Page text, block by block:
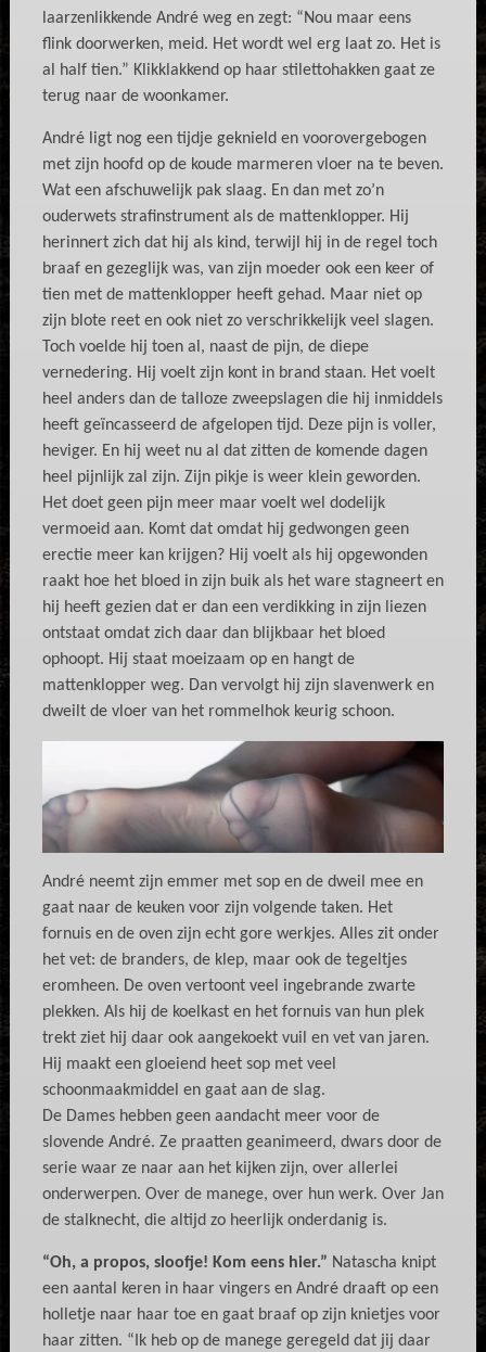
laarzenlikkende André weg en zegt: “Nou maar eens
flink doorwerken, meid. Het wordt wel erg laat zo. Het is
al half tien.” Klikklakkend op haar stilettohakken gaat ze
terug naar de woonkamer.
André ligt nog een tijdje geknield en voorovergebogen
met zijn hoofd op de koude marmeren vloer na te beven.
Wat een afschuwelijk pak slaag. En dan met zo’n
ouderwets strafinstrument als de mattenklopper. Hij
herinnert zich dat hij als kind, terwijl hij in de regel toch
braaf en gezeglijk was, van zijn moeder ook een keer of
tien met de mattenklopper heeft gehad. Maar niet op
zijn blote reet en ook niet zo verschrikkelijk veel slagen.
Toch voelde hij toen al, naast de pijn, de diepe
vernedering. Hij voelt zijn kont in brand staan. Het voelt
heel anders dan de talloze zweepslagen die hij inmiddels
heeft geïncasseerd de afgelopen tijd. Deze pijn is voller,
heviger. En hij weet nu al dat zitten de komende dagen
heel pijnlijk zal zijn. Zijn pikje is weer klein geworden.
Het doet geen pijn meer maar voelt wel dodelijk
vermoeid aan. Komt dat omdat hij gedwongen geen
erectie meer kan krijgen? Hij voelt als hij opgewonden
raakt hoe het bloed in zijn buik als het ware stagneert en
hij heeft gezien dat er dan een verdikking in zijn liezen
ontstaat omdat zich daar dan blijkbaar het bloed
ophoopt. Hij staat moeizaam op en hangt de
mattenklopper weg. Dan vervolgt hij zijn slavenwerk en
dweilt de vloer van het rommelhok keurig schoon.
André neemt zijn emmer met sop en de dweil mee en
gaat naar de keuken voor zijn volgende taken. Het
fornuis en de oven zijn echt gore werkjes. Alles zit onder
het vet: de branders, de klep, maar ook de tegeltjes
eromheen. De oven vertoont veel ingebrande zwarte
plekken. Als hij de koelkast en het fornuis van hun plek
trekt ziet hij daar ook aangekoekt vuil en vet van jaren.
Hij maakt een gloeiend heet sop met veel
schoonmaakmiddel en gaat aan de slag.
De Dames hebben geen aandacht meer voor de
slovende André. Ze praatten geanimeerd, dwars door de
serie waar ze naar aan het kijken zijn, over allerlei
onderwerpen. Over de manege, over hun werk. Over Jan
de stalknecht, die altijd zo heerlijk onderdanig is.
“Oh, a propos, sloofje! Kom eens hier.” Natascha knipt
een aantal keren in haar vingers en André draaft op een
holletje naar haar toe en gaat braaf op zijn knietjes voor
haar zitten. “Ik heb op de manege geregeld dat jij daar